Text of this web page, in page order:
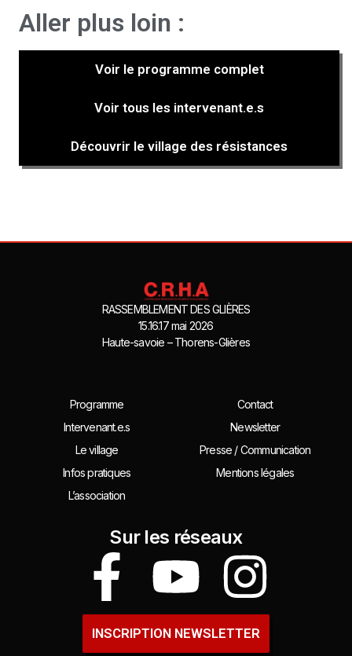
Aller plus loin :
Voir le programme complet
Voir tous les intervenant.e.s
Découvrir le village des résistances
RASSEMBLEMENT DES GLIÈRES
15.16.17 mai 2026
Haute-savoie – Thorens-Glières
Programme
Intervenant.e.s
Le village
Infos pratiques
L’association
Contact
Newsletter
Presse / Communication
Mentions légales
Sur les réseaux
INSCRIPTION NEWSLETTER